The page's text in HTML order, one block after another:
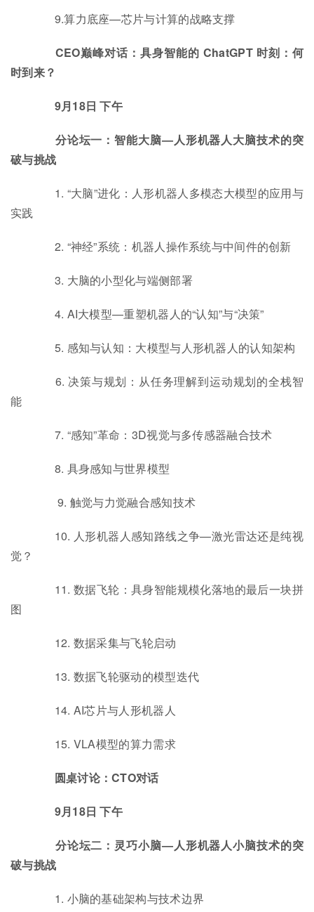
9.算力底座—芯片与计算的战略支撑
CEO巅峰对话：具身智能的 ChatGPT 时刻：何
时到来？
9月18日 下午
分论坛一：智能大脑—人形机器人大脑技术的突
破与挑战
1. “大脑”进化：人形机器人多模态大模型的应用与
实践
2. “神经”系统：机器人操作系统与中间件的创新
3. 大脑的小型化与端侧部署
4. AI大模型—重塑机器人的“认知”与“决策”
5. 感知与认知：大模型与人形机器人的认知架构
6. 决策与规划：从任务理解到运动规划的全栈智
能
7. “感知”革命：3D视觉与多传感器融合技术
8. 具身感知与世界模型
9. 触觉与力觉融合感知技术
10. 人形机器人感知路线之争—激光雷达还是纯视
觉？
11. 数据飞轮：具身智能规模化落地的最后一块拼
图
12. 数据采集与飞轮启动
13. 数据飞轮驱动的模型迭代
14. AI芯片与人形机器人
15. VLA模型的算力需求
圆桌讨论：CTO对话
9月18日 下午
分论坛二：灵巧小脑—人形机器人小脑技术的突
破与挑战
1. 小脑的基础架构与技术边界